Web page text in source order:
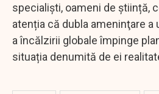
specialiști, oameni de știință,
atenția că dubla ameninţare a
a încălzirii globale împinge
situația denumită de ei